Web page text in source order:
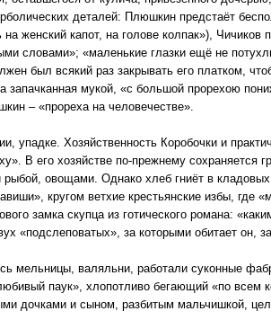
деталей: Плюшкин предстаёт
женский капот, на голове колпак»), Чичиков
словами»; «маленькие глазки ещё не
был всякий раз закрывать его платком,
мукой, «с большой прорехою
– «прореха на человечестве».
упадке. Хозяйственность Коробочки и
В его хозяйстве по-прежнему сохраняется
овощами. Однако хлеб гниёт в
кругом ветхие крестьянские избы, где
замка скупца из готического романа:
«подслеповатых», за которыми обитает он,
мельницы, валяльни, работали суконные
паук», хлопотливо бегающий «по всем
дочками и сыном, разбитым мальчишкой,